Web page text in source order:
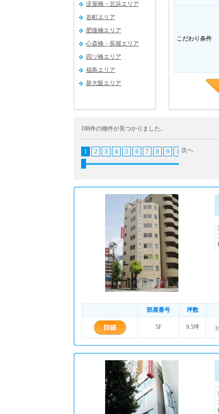
淀屋橋・北浜エリア
谷町エリア
肥後橋エリア
心斎橋・長堀エリア
四ツ橋エリア
福島エリア
新大阪エリア
こだわり条件
188件の物件が見つかりました。
1 2 3 4 5 6 7 8 9 10 11
次へ
部屋番号 坪数
5F 9.5坪